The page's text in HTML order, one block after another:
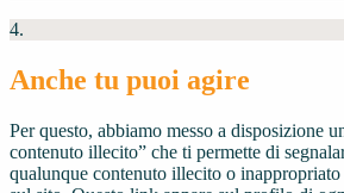
4.
Anche tu puoi agire
Per questo, abbiamo messo a disposizione
contenuto illecito” che ti permette di
qualunque contenuto illecito o